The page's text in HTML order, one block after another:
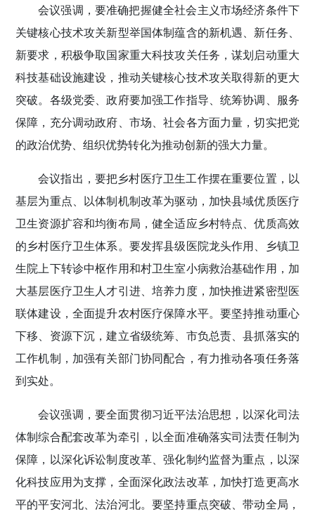
会议强调，要准确把握健全社会主义市场经济条件下
关键核心技术攻关新型举国体制蕴含的新机遇、新任务、
新要求，积极争取国家重大科技攻关任务，谋划启动重大
科技基础设施建设，推动关键核心技术攻关取得新的更大
突破。各级党委、政府要加强工作指导、统筹协调、服务
保障，充分调动政府、市场、社会各方面力量，切实把党
的政治优势、组织优势转化为推动创新的强大力量。
会议指出，要把乡村医疗卫生工作摆在重要位置，以
基层为重点、以体制机制改革为驱动，加快县域优质医疗
卫生资源扩容和均衡布局，健全适应乡村特点、优质高效
的乡村医疗卫生体系。要发挥县级医院龙头作用、乡镇卫
生院上下转诊中枢作用和村卫生室小病救治基础作用，加
大基层医疗卫生人才引进、培养力度，加快推进紧密型医
联体建设，全面提升农村医疗保障水平。要坚持推动重心
下移、资源下沉，建立省级统筹、市负总责、县抓落实的
工作机制，加强有关部门协同配合，有力推动各项任务落
到实处。
会议强调，要全面贯彻习近平法治思想，以深化司法
体制综合配套改革为牵引，以全面准确落实司法责任制为
保障，以深化诉讼制度改革、强化制约监督为重点，以深
化科技应用为支撑，全面深化政法改革，加快打造更高水
平的平安河北、法治河北。要坚持重点突破、带动全局，